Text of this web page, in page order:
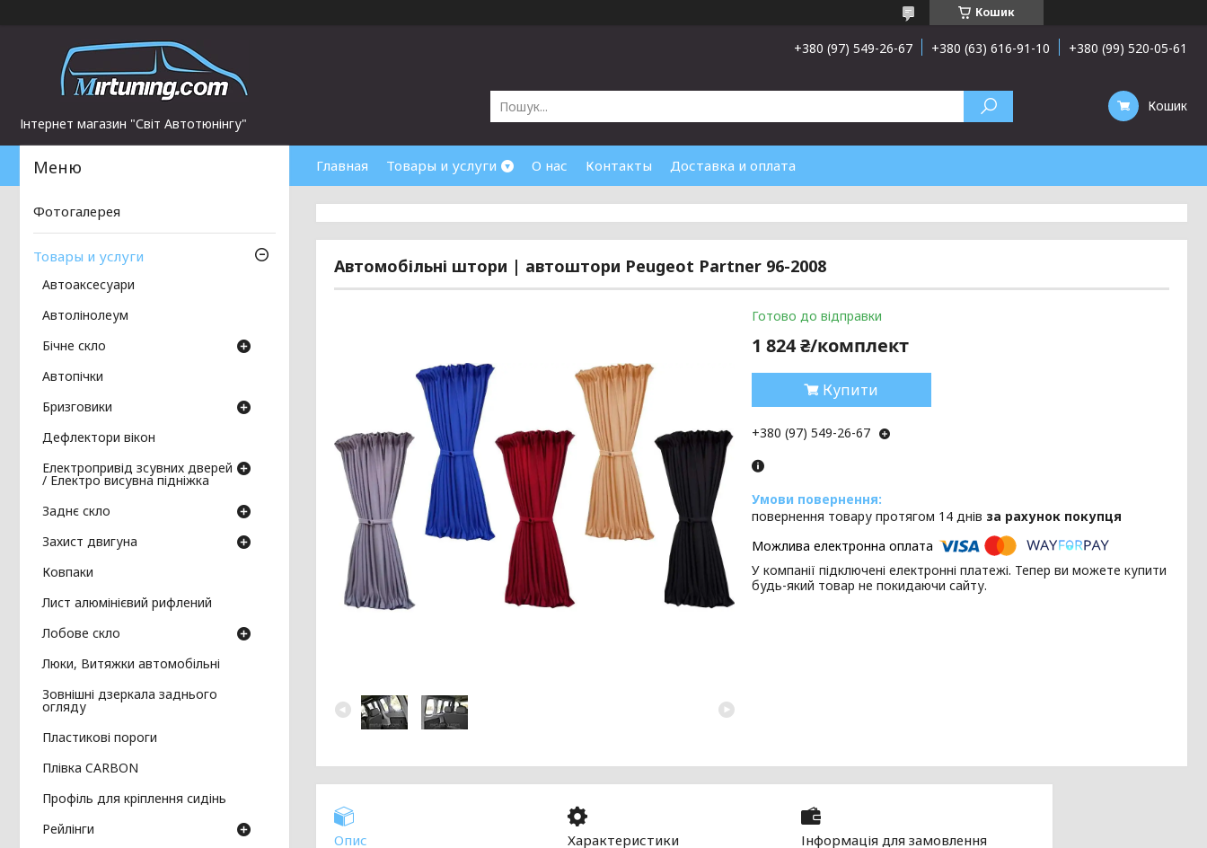
Кошик
Інтернет магазин "Світ Автотюнінгу"
+380 (97) 549-26-67 +380 (63) 616-91-10 +380 (99) 520-05-61
Кошик
Главная Товары и услуги О нас Контакты Доставка и оплата
Автомобільні штори | автоштори Peugeot Partner 96-2008
Готово до відправки
1 824 ₴/комплект
Купити
+380 (97) 549-26-67
повернення товару протягом 14 днів за рахунок покупця
У компанії підключені електронні платежі. Тепер ви можете купити
будь-який товар не покидаючи сайту.
Опис Характеристики Інформація для замовлення
Фотогалерея
Товары и услуги
Автоаксесуари
Автолінолеум
Бічне скло
Автопічки
Бризговики
Дефлектори вікон
Електропривід зсувних дверей
/ Електро висувна підніжка
Заднє скло
Захист двигуна
Ковпаки
Лист алюмінієвий рифлений
Лобове скло
Люки, Витяжки автомобільні
Зовнішні дзеркала заднього
огляду
Пластикові пороги
Плівка CARBON
Профіль для кріплення сидінь
Рейлінги